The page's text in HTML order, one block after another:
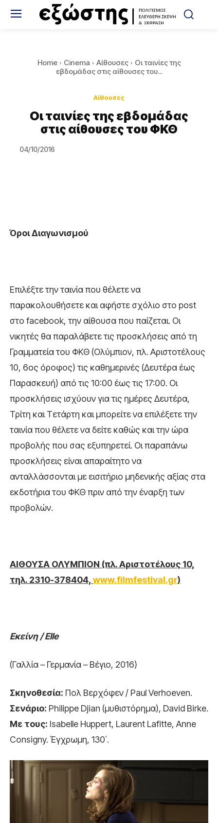
Home Cinema Αίθουσες
Οι ταινίες της
εβδομάδας στις αίθουσες του...
Αίθουσες
Οι ταινίες της εβδομάδας
στις αίθουσες του ΦΚΘ
04/10/2016
Όροι Διαγωνισμού
Επιλέξτε την ταινία που θέλετε να
παρακολουθήσετε και αφήστε σχόλιο στο post
στο facebook, την αίθουσα που παίζεται. Οι
νικητές θα παραλάβετε τις προσκλήσεις από τη
Γραμματεία του ΦΚΘ (Ολύμπιον, πλ. Αριστοτέλους
10, 6ος όροφος) τις καθημερινές (Δευτέρα έως
Παρασκευή) από τις 10:00 έως τις 17:00. Οι
προσκλήσεις ισχύουν για τις ημέρες Δευτέρα,
Τρίτη και Τετάρτη και μπορείτε να επιλέξετε την
ταινία που θέλετε να δείτε καθώς και την ώρα
προβολής που σας εξυπηρετεί. Οι παραπάνω
προσκλήσεις είναι απαραίτητο να
ανταλλάσσονται με εισιτήριο μηδενικής αξίας στα
εκδοτήρια του ΦΚΘ πριν από την έναρξη των
προβολών.
ΑΙΘΟΥΣΑ ΟΛΥΜΠΙΟΝ (πλ. Αριστοτέλους 10,
τηλ. 2310-378404, www.filmfestival.gr)
Εκείνη / Elle
(Γαλλία – Γερμανία – Βέγιο, 2016)
Σκηνοθεσία: Πολ Βερχόφεν / Paul Verhoeven.
Σενάριο: Philippe Djian (μυθιστόρημα), David Birke.
Με τους: Isabelle Huppert, Laurent Lafitte, Anne
Consigny. Έγχρωμη, 130΄.